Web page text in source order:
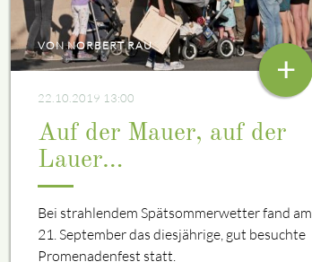
VON NORBERT RAU
22.10.2019 13:00
Auf der Mauer, auf der
Lauer…
Bei strahlendem Spätsommerwetter fand am
21. September das diesjährige, gut besuchte
Promenadenfest statt.
+